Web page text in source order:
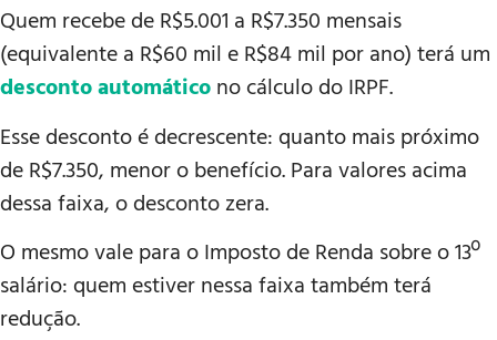
Quem recebe de R$5.001 a R$7.350 mensais
(equivalente a R$60 mil e R$84 mil por ano) terá um
desconto automáticono cálculo do IRPF.
Esse desconto é decrescente: quanto mais próximo
de R$7.350, menor o benefício. Para valores acima
dessa faixa, o desconto zera.
O mesmo vale para o Imposto de Renda sobre o 13º
salário: quem estiver nessa faixa também terá
redução.